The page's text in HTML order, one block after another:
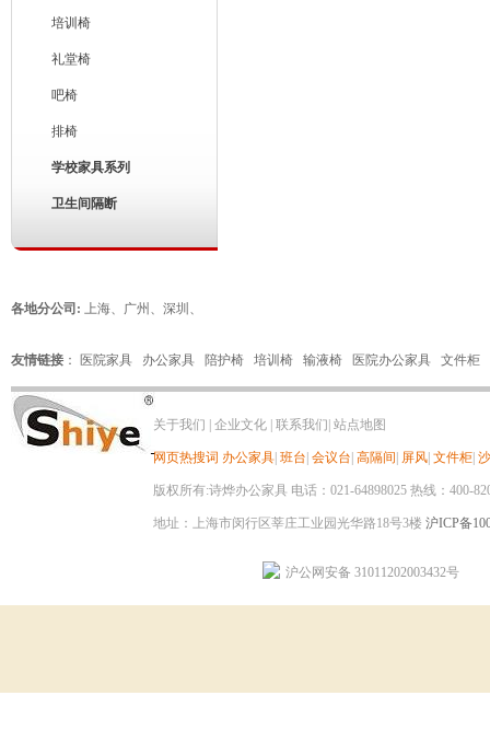
培训椅
礼堂椅
吧椅
排椅
学校家具系列
卫生间隔断
各地分公司: 上海、 广州 、 深圳 、
友情链接 ： 医院家具 办公家具 陪护椅 培训椅 输液椅 医院办公家具 文件柜
关于我们 企业文化 联系我们 站点地图
网页热搜词 办公家具 班台 会议台 高隔间 屏风 文件柜
版权所有:诗烨办公家具 电话：021-64898025 热线：400-
地址：上海市闵行区莘庄工业园光华路18号3楼 沪ICP备
沪公网安备 31011202003432号